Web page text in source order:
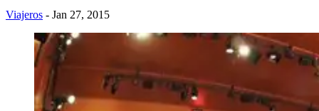
Viajeros - Jan 27, 2015